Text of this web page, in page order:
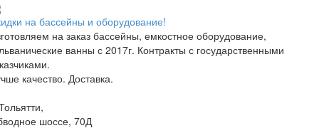
на бассейны и оборудование!
на заказ бассейны, емкостное оборудование,
ванны с 2017г. Контракты с государственными
качество. Доставка.
шоссе, 70Д